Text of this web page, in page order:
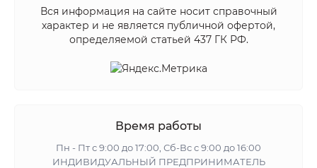
Вся информация на сайте носит справочный
характер и не является публичной офертой,
определяемой статьей 437 ГК РФ.
Время работы
Пн - Пт с 9:00 до 17:00, Сб-Вс с 9:00 до 16:00
ИНДИВИДУАЛЬНЫЙ ПРЕДПРИНИМАТЕЛЬ